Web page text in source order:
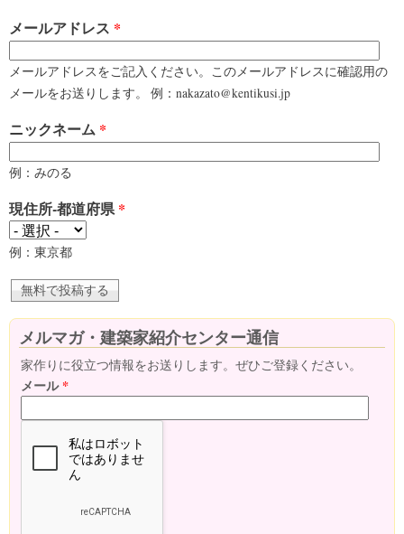
メールアドレス *
メールアドレスをご記入ください。このメールアドレスに確認用の
メールをお送りします。 例：nakazato@kentikusi.jp
ニックネーム *
例：みのる
現住所-都道府県*
例：東京都
メルマガ・建築家紹介センター通信
家作りに役立つ情報をお送りします。ぜひご登録ください。
メール*